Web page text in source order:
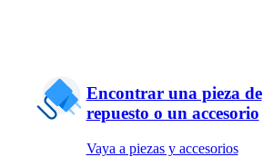
Encontrar una pieza de
repuesto o un accesorio
Vaya a piezas y accesorios